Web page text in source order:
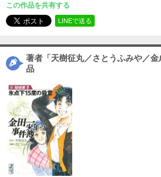
必要ポイント：
この作品を共有する
LINEで送る
著者「天樹征丸／さとうふみや／
品